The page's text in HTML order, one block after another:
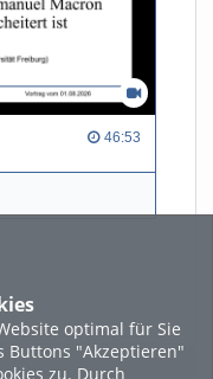
optimal für Sie
Buttons "Akzeptieren"
zu. Durch
46:53